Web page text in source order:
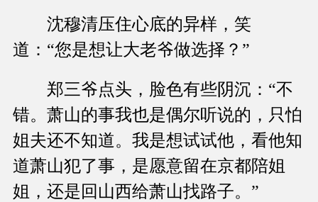
沈穆清压住心底的异样，笑
道：“您是想让大老爷做选择？”
郑三爷点头，脸色有些阴沉：“不
错。萧山的事我也是偶尔听说的，只怕
姐夫还不知道。我是想试试他，看他知
道萧山犯了事，是愿意留在京都陪姐
姐，还是回山西给萧山找路子。”